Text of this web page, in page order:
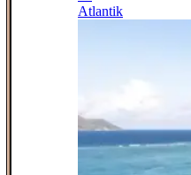
Atlantik